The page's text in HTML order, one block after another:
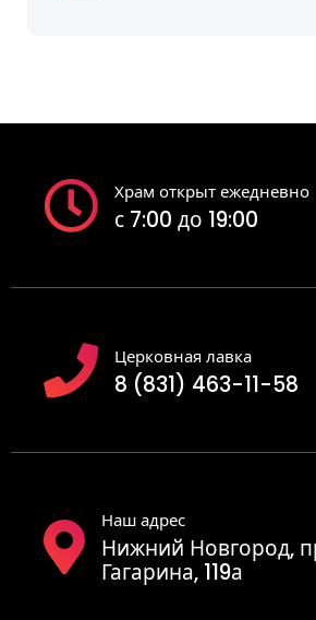
Храм открыт ежедневно
с 7:00 до 19:00
Церковная лавка
8 (831) 463-11-58
Наш адрес
Нижний Новгород,
Гагарина, 119а